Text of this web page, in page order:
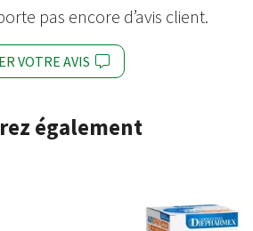
pas encore d’avis client.
VOTRE AVIS
également